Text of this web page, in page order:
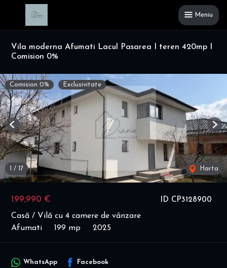
Meniu
Vila moderna Afumati Lacul Pasarea I teren 420mp I
Comision 0%
ID CP3128900
199,990 €
Casă / Vilă cu 4 camere de vânzare
Afumati
199 mp 2025
Comision 0% Exclusivitate
1 / 17 Harta
Previous
WhatsApp Facebook